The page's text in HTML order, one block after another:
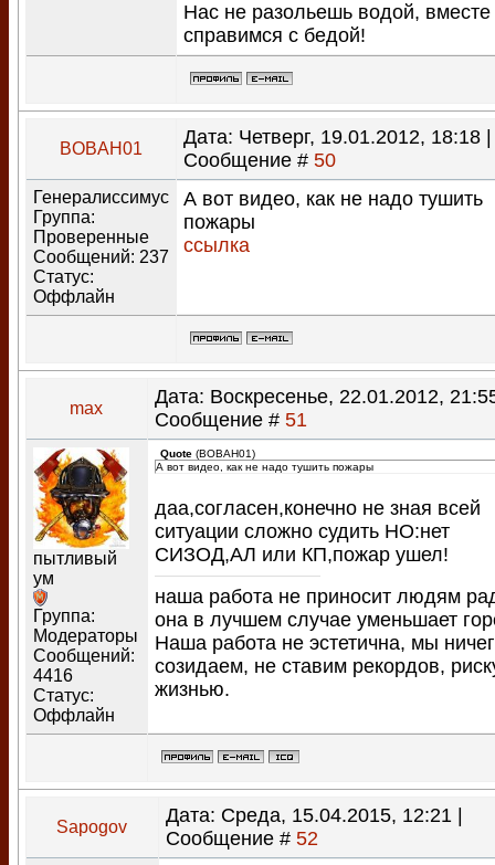
Нас не разольешь водой, вместе
справимся с бедой!
BOBAH01
Дата: Четверг, 19.01.2012, 18:18 |
Сообщение # 50
Генералиссимус
Группа:
Проверенные
Сообщений: 237
Статус:
Оффлайн
А вот видео, как не надо тушить
пожары
ссылка
max
Дата: Воскресенье, 22.01.2012,
Сообщение # 51
пытливый
ум
Группа:
Модераторы
Сообщений:
4416
Статус:
Оффлайн
Quote (BOBAH01)
А вот видео, как не надо тушить пожары
даа,согласен,конечно не зная всей
ситуации сложно судить НО:нет
СИЗОД,АЛ или КП,пожар ушел!
наша работа не приносит людям
она в лучшем случае уменьшает
Наша работа не эстетична, мы
созидаем, не ставим рекордов,
жизнью.
Sapogov
Дата: Среда, 15.04.2015, 12:21 |
Сообщение # 52